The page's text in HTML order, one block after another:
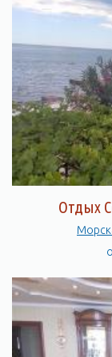
Отдых